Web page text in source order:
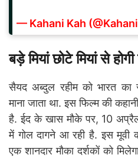
— Kahani Kah
बड़े मियां छोटे मियां से
सैयद अब्दुल रहीम को भारत का
माना जाता था. इस फिल्म की
है. ईद के खास मौके पर, 10
में गोल दागने आ रही है. इस
एक शानदार मौका दर्शकों को